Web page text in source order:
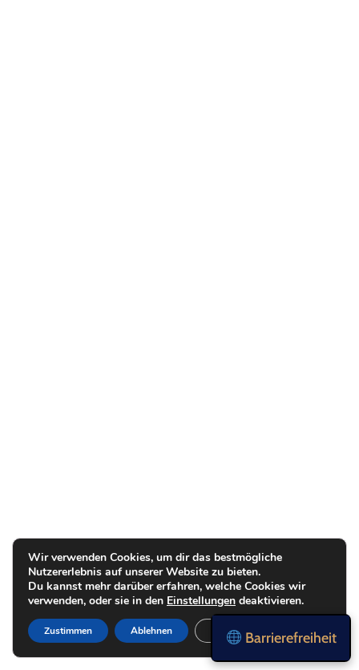
Barrierefreiheit
Wir verwenden Cookies, um dir das bestmögliche
Nutzererlebnis auf unserer Website zu bieten.
Du kannst mehr darüber erfahren, welche Cookies wir
verwenden, oder sie in den Einstellungen deaktivieren.
Zustimmen Ablehnen Einstellungen